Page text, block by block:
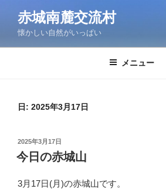
ン
赤城南麓交流村
懐かしい自然がいっぱい
メニュー
日: 2025年3月17日
投
稿
日:
2025年3月17日
今日の赤城山
3月17日(月)の赤城山です。